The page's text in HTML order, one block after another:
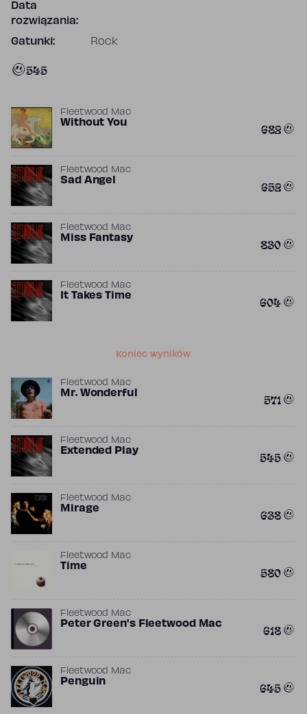
Data
rozwiązania:
Gatunki: Rock
545
Fleetwood Mac
Without You 682
Fleetwood Mac
Sad Angel 652
Fleetwood Mac
Miss Fantasy 830
Fleetwood Mac
It Takes Time 604
Koniec wyników
Fleetwood Mac
Mr. Wonderful 571
Fleetwood Mac
Extended Play 545
Fleetwood Mac
Mirage 638
Fleetwood Mac
Time 580
Fleetwood Mac
Peter Green's Fleetwood Mac 618
Fleetwood Mac
Penguin 645